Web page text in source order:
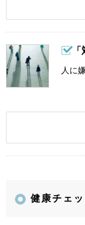
「
人に
健康チェ